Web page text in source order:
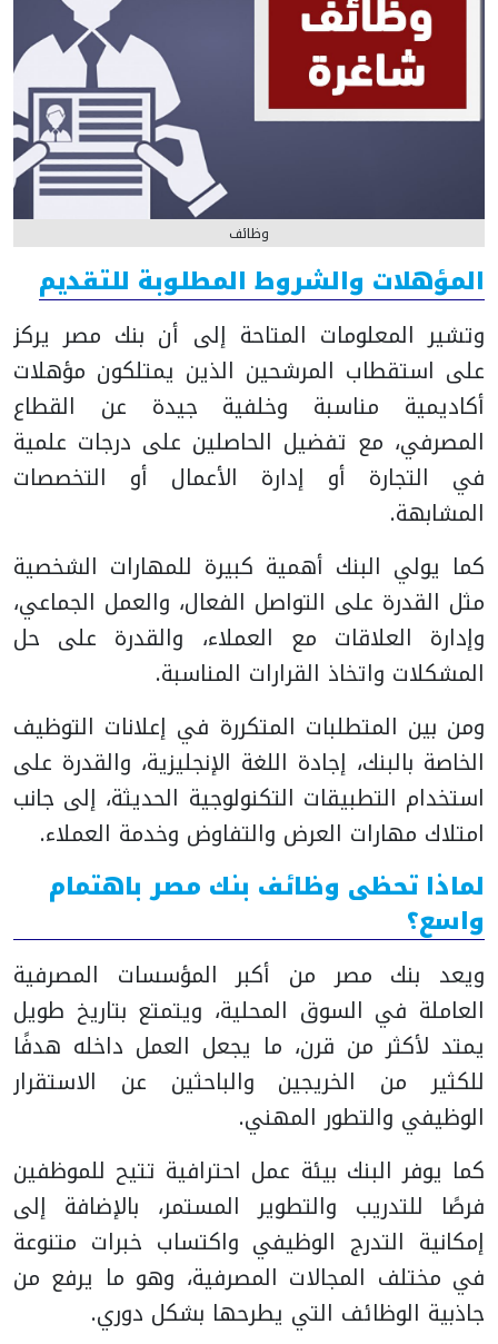
وظائف
المؤهلات والشروط المطلوبة للتقديم
وتشير المعلومات المتاحة إلى أن بنك مصر يركز
على استقطاب المرشحين الذين يمتلكون مؤهلات
أكاديمية مناسبة وخلفية جيدة عن القطاع
المصرفي، مع تفضيل الحاصلين على درجات علمية
في التجارة أو إدارة الأعمال أو التخصصات
المشابهة.
كما يولي البنك أهمية كبيرة للمهارات الشخصية
مثل القدرة على التواصل الفعال، والعمل الجماعي،
وإدارة العلاقات مع العملاء، والقدرة على حل
المشكلات واتخاذ القرارات المناسبة.
ومن بين المتطلبات المتكررة في إعلانات التوظيف
الخاصة بالبنك، إجادة اللغة الإنجليزية، والقدرة على
استخدام التطبيقات التكنولوجية الحديثة، إلى جانب
امتلاك مهارات العرض والتفاوض وخدمة العملاء.
لماذا تحظى وظائف بنك مصر باهتمام
واسع؟
ويعد بنك مصر من أكبر المؤسسات المصرفية
العاملة في السوق المحلية، ويتمتع بتاريخ طويل
يمتد لأكثر من قرن، ما يجعل العمل داخله هدفًا
للكثير من الخريجين والباحثين عن الاستقرار
الوظيفي والتطور المهني.
كما يوفر البنك بيئة عمل احترافية تتيح للموظفين
فرصًا للتدريب والتطوير المستمر، بالإضافة إلى
إمكانية التدرج الوظيفي واكتساب خبرات متنوعة
في مختلف المجالات المصرفية، وهو ما يرفع من
جاذبية الوظائف التي يطرحها بشكل دوري.